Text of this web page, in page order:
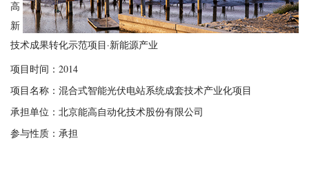
高
新
技术成果转化示范项目·新能源产业
项目时间：2014
项目名称：混合式智能光伏电站系统成套技术产业化项目
承担单位：北京能高自动化技术股份有限公司
参与性质：承担